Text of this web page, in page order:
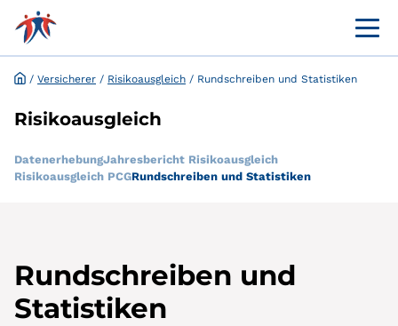
Menü
/ Versicherer / Risikoausgleich / Rundschreiben und Statistiken
Risikoausgleich
DatenerhebungJahresbericht Risikoausgleich
Risikoausgleich PCGRundschreiben und Statistiken
Rundschreiben und
Statistiken